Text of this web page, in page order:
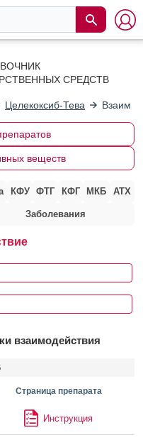
СРЕДСТВ
Целекоксиб-Тева
веществ
КФУ ФТГ КФГ МКБ АТХ
Заболевания
взаимодействия
Страница препарата
Инструкция